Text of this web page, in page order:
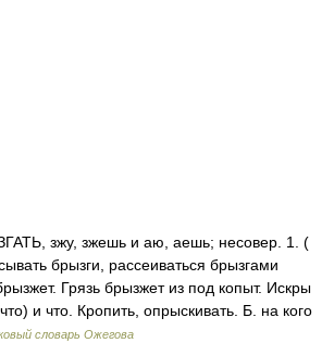
зжу, зжешь и аю, аешь; несовер. 1. (
брызги, рассеиваться брызгами
Грязь брызжет из под копыт. Искры
и что. Кропить, опрыскивать. Б. на кого
словарь Ожегова